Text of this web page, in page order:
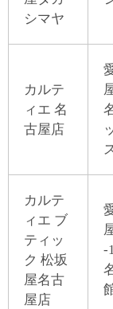
シマヤ
カルテ
ィエ 名
古屋店
カルテ
ィエ ブ
ティッ
ク 松坂
屋名古
屋店
-